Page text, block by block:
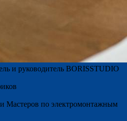
и руководитель BORISSTUDIO
Мастеров по электромонтажным